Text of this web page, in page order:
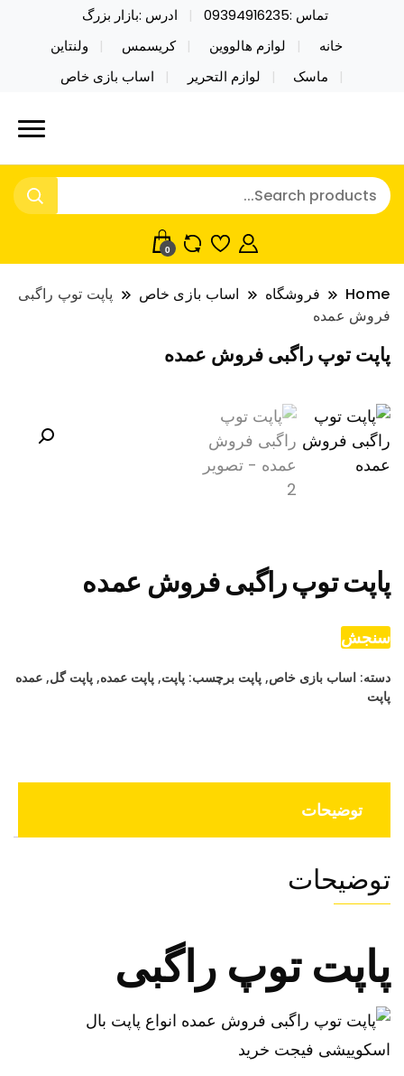
تماس :09394916235
ادرس :بازار بزرگ
خانه
لوازم هالووین کریسمس
ولنتاین
ماسک
لوازم التحریر اساب بازی خاص
نایکر توی فروش عمده لوازم هالووین
ولن تاین کادویی کریسمس اکسسوری
خرید محصولات خاص فیجت اسباب بازی تراول ماگ نایکر
توی فروش عمده لوازم هالووین ولن تاین کادویی
کریسمس اکسسوری ماسک در واردات مستقیم
0
Home فروشگاه اساب بازی خاص
پاپت توپ راگبی
فروش عمده
پاپت توپ راگبی فروش عمده
پاپت توپ راگبی فروش عمده
سنجش
دسته: اساب بازی خاص, پاپت برچسب: پاپت, پاپت عمده, پاپت گل, عمده
پاپت
توضیحات
توضیحات
پاپت توپ راگبی